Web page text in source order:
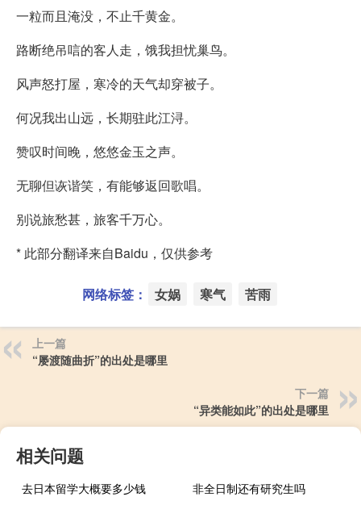
一粒而且淹没，不止千黄金。
路断绝吊唁的客人走，饿我担忧巢鸟。
风声怒打屋，寒冷的天气却穿被子。
何况我出山远，长期驻此江浔。
赞叹时间晚，悠悠金玉之声。
无聊但诙谐笑，有能够返回歌唱。
别说旅愁甚，旅客千万心。
* 此部分翻译来自Baidu，仅供参考
网络标签： 女娲 寒气 苦雨
上一篇
“屡渡随曲折”的出处是哪里
下一篇
“异类能如此”的出处是哪里
相关问题
去日本留学大概要多少钱
非全日制还有研究生吗